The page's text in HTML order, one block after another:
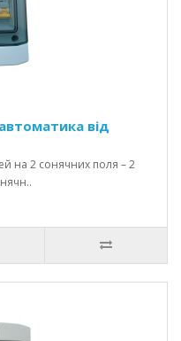
від
на 2 сонячних поля – 2